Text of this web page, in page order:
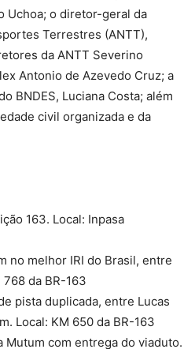
Uchoa; o diretor-geral da
Terrestres (ANTT),
da ANTT Severino
Antonio de Azevedo Cruz; a
BNDES, Luciana Costa; além
civil organizada e da
163. Local: Inpasa
no melhor IRI do Brasil, entre
da BR-163
pista duplicada, entre Lucas
Local: KM 650 da BR-163
Mutum com entrega do viaduto.